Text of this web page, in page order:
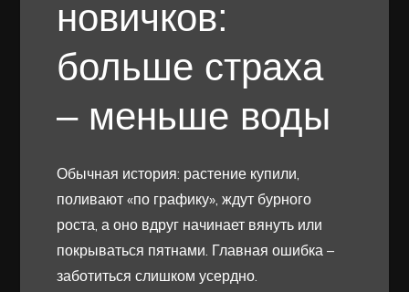
новичков:
больше страха
– меньше воды
Обычная история: растение купили,
поливают «по графику», ждут бурного
роста, а оно вдруг начинает вянуть или
покрываться пятнами. Главная ошибка –
заботиться слишком усердно.